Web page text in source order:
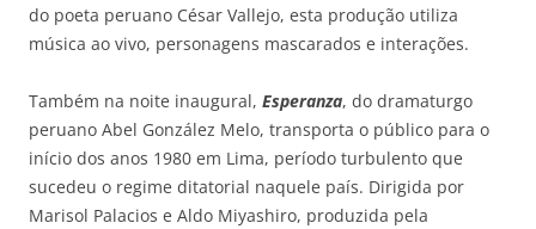
do poeta peruano César Vallejo, esta produção utiliza
música ao vivo, personagens mascarados e interações.
Também na noite inaugural, Esperanza, do dramaturgo
peruano Abel González Melo, transporta o público para o
início dos anos 1980 em Lima, período turbulento que
sucedeu o regime ditatorial naquele país. Dirigida por
Marisol Palacios e Aldo Miyashiro, produzida pela